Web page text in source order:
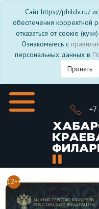
Сайт https://phildv.ru/
обеспечения корректной
отказаться от соокіе
Ознакомьтесь с
персональных данных в
Принять
+7
12++